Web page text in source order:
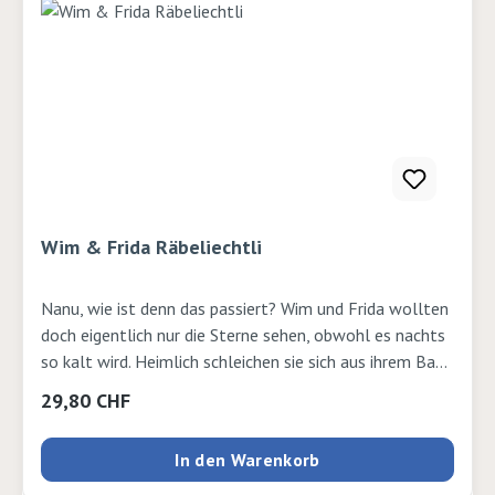
Artikel-Nummern erhältlich: 400-35 / 400-36 / 400-37
Wim & Frida Räbeliechtli
Nanu, wie ist denn das passiert? Wim und Frida wollten
doch eigentlich nur die Sterne sehen, obwohl es nachts
so kalt wird. Heimlich schleichen sie sich aus ihrem Bau.
widerstehen und Wim und Fridas Mägen haben
eigentlich immer Hunger. Doch damit stolpern sie ruck-
zuck in ein Räbelichtli-Abenteuer. Am Ende kommen
Regulärer Preis:
29,80 CHF
In den Warenkorb